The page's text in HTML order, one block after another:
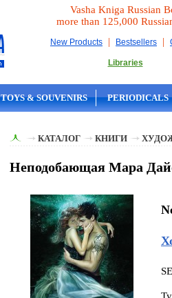
Vasha Kniga Russian
more than 125,000
New Products | Bestsellers |
Libraries
TOYS & SOUVENIRS PERIODICALS
КАТАЛОГ КНИГИ
Неподобающая Мара